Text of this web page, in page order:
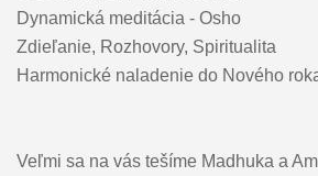
Dynamická meditácia - Osho
Zdieľanie, Rozhovory, Spiritualita
Harmonické naladenie do Nového
Veľmi sa na vás tešíme Madhuka a